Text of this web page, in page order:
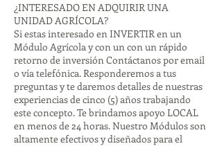
¿INTERESADO EN ADQUIRIR UNA
UNIDAD AGRÍCOLA?
Si estas interesado en INVERTIR en un
Módulo Agrícola y con un con un rápido
retorno de inversión Contáctanos por email
o vía telefónica. Responderemos a tus
preguntas y te daremos detalles de nuestras
experiencias de cinco (5) años trabajando
este concepto. Te brindamos apoyo LOCAL
en menos de 24 horas. Nuestro Módulos son
altamente efectivos y diseñados para el